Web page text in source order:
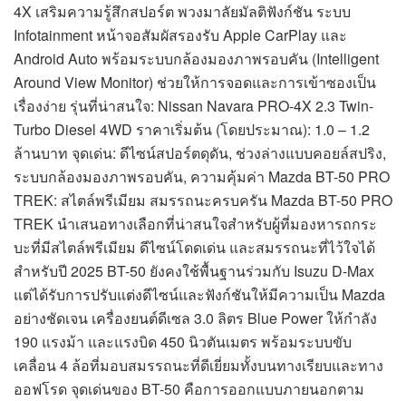
4X เสริมความรู้สึกสปอร์ต พวงมาลัยมัลติฟังก์ชัน ระบบ
Infotainment หน้าจอสัมผัสรองรับ Apple CarPlay และ
Android Auto พร้อมระบบกล้องมองภาพรอบคัน (Intelligent
Around View Monitor) ช่วยให้การจอดและการเข้าซองเป็น
เรื่องง่าย รุ่นที่น่าสนใจ: Nissan Navara PRO-4X 2.3 Twin-
Turbo Diesel 4WD ราคาเริ่มต้น (โดยประมาณ): 1.0 – 1.2
ล้านบาท จุดเด่น: ดีไซน์สปอร์ตดุดัน, ช่วงล่างแบบคอยล์สปริง,
ระบบกล้องมองภาพรอบคัน, ความคุ้มค่า Mazda BT-50 PRO
TREK: สไตล์พรีเมียม สมรรถนะครบครัน Mazda BT-50 PRO
TREK นำเสนอทางเลือกที่น่าสนใจสำหรับผู้ที่มองหารถกระ
บะที่มีสไตล์พรีเมียม ดีไซน์โดดเด่น และสมรรถนะที่ไว้ใจได้
สำหรับปี 2025 BT-50 ยังคงใช้พื้นฐานร่วมกับ Isuzu D-Max
แต่ได้รับการปรับแต่งดีไซน์และฟังก์ชันให้มีความเป็น Mazda
อย่างชัดเจน เครื่องยนต์ดีเซล 3.0 ลิตร Blue Power ให้กำลัง
190 แรงม้า และแรงบิด 450 นิวตันเมตร พร้อมระบบขับ
เคลื่อน 4 ล้อที่มอบสมรรถนะที่ดีเยี่ยมทั้งบนทางเรียบและทาง
ออฟโรด จุดเด่นของ BT-50 คือการออกแบบภายนอกตาม